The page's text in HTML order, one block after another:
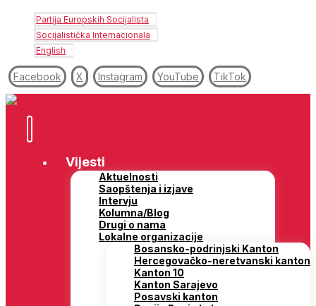
Partija Europskih Socijalista
Socijalistička Internacionala
English
Facebook X Instagram YouTube TikTok
Vijesti
Aktuelnosti
Saopštenja i izjave
Intervju
Kolumna/Blog
Drugi o nama
Lokalne organizacije
Bosansko-podrinjski Kanton
Hercegovačko-neretvanski kanton
Kanton 10
Kanton Sarajevo
Posavski kanton